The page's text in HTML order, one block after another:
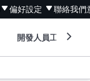
偏好設定 聯絡我們
開發人員工具